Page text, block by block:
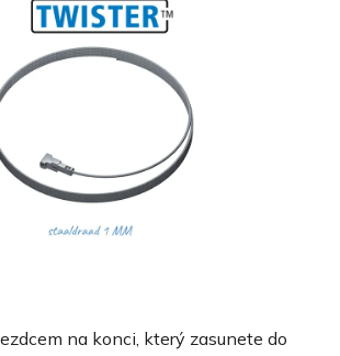
na konci, který zasunete do